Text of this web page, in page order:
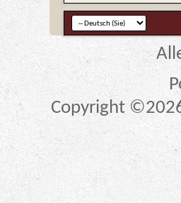
Copyright